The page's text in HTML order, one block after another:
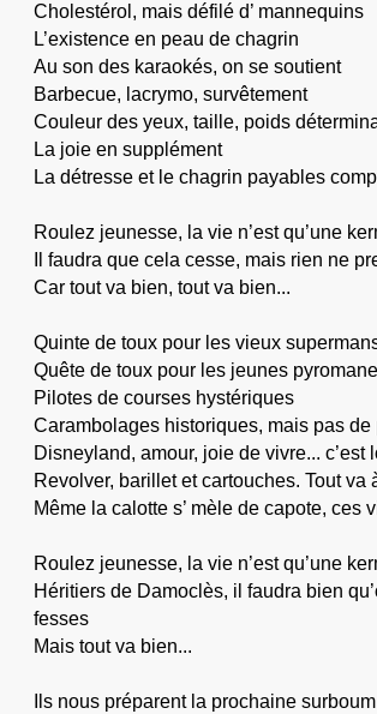
Cholestérol, mais défilé d’ mannequins
L’existence en peau de chagrin
Au son des karaokés, on se soutient
Barbecue, lacrymo, survêtement
Couleur des yeux, taille, poids
La joie en supplément
La détresse et le chagrin payables
Roulez jeunesse, la vie n’est qu’une
Il faudra que cela cesse, mais rien ne
Car tout va bien, tout va bien...
Quinte de toux pour les vieux
Quête de toux pour les jeunes
Pilotes de courses hystériques
Carambolages historiques, mais pas de
Disneyland, amour, joie de vivre... c’est
Revolver, barillet et cartouches. Tout va
Même la calotte s’ mèle de capote, ces
Roulez jeunesse, la vie n’est qu’une
Héritiers de Damoclès, il faudra bien
fesses
Mais tout va bien...
Ils nous préparent la prochaine surboum